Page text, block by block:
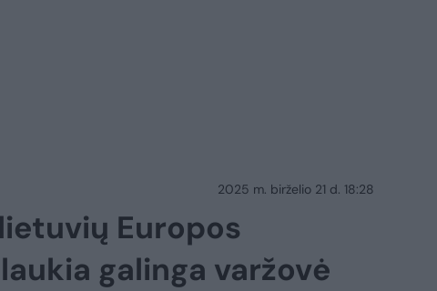
2025 m. birželio 21 d. 18:28
Europos
galinga varžovė